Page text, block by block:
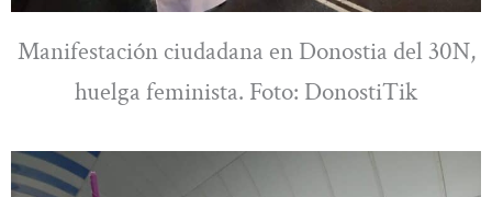
Manifestación ciudadana en Donostia del 30N,
huelga feminista. Foto: DonostiTik